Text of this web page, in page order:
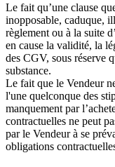
Le fait qu’une clause
inopposable, caduque,
règlement ou à la suite
en cause la validité, la
des CGV, sous réserve
substance.
Le fait que le Vendeur
l'une quelconque des
manquement par
contractuelles ne peut
par le Vendeur à se
obligations